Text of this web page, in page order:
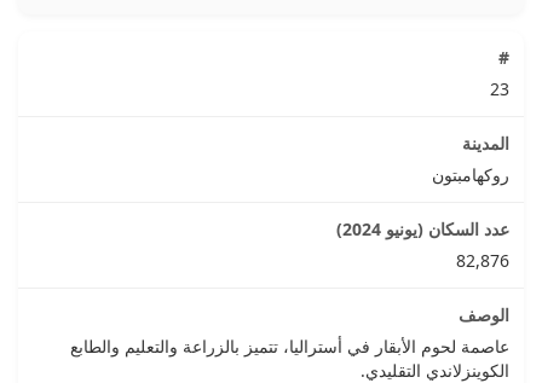
23
روكهامبتون
82,876
عاصمة لحوم الأبقار في أستراليا، تتميز بالزراعة والتعليم والطابع
الكوينزلاندي التقليدي.